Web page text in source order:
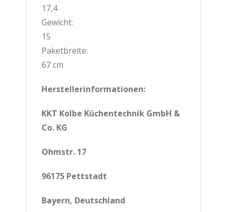
17,4
Gewicht:
15
Paketbreite:
67 cm
Herstellerinformationen:
KKT Kolbe Küchentechnik GmbH &
Co. KG
Ohmstr. 17
96175 Pettstadt
Bayern, Deutschland